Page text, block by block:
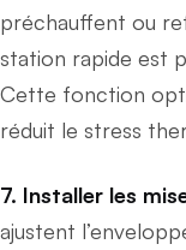
préchauffent ou
station rapide est
Cette fonction
réduit le stress
7. Installer les
ajustent